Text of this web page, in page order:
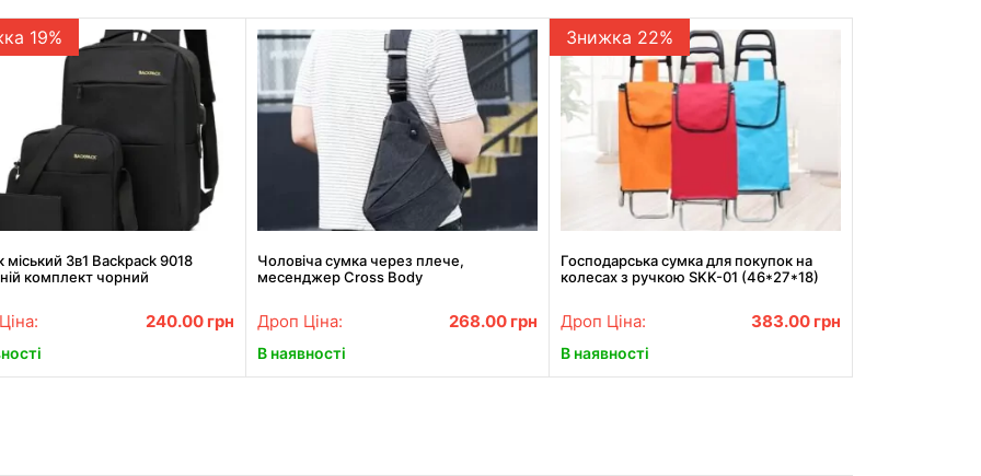
19%
міський 3в1 Backpack 9018
комплект чорний
240.00 грн
Чоловіча сумка через плече,
месенджер Cross Body
Дроп Ціна: 268.00 грн
В наявності
Знижка 22%
Господарська сумка для покупок на
колесах з ручкою SKK-01 (46*27*18)
Дроп Ціна: 383.00 грн
В наявності